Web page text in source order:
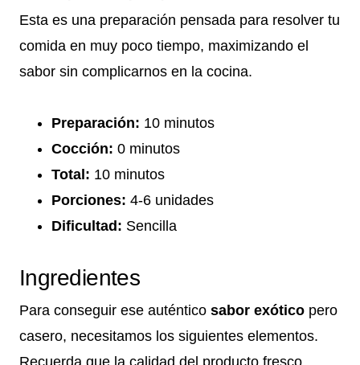
Esta es una preparación pensada para resolver tu
comida en muy poco tiempo, maximizando el
sabor sin complicarnos en la cocina.
Preparación: 10 minutos
Cocción: 0 minutos
Total: 10 minutos
Porciones: 4-6 unidades
Dificultad: Sencilla
Ingredientes
Para conseguir ese auténtico sabor exótico pero
casero, necesitamos los siguientes elementos.
Recuerda que la calidad del producto fresco